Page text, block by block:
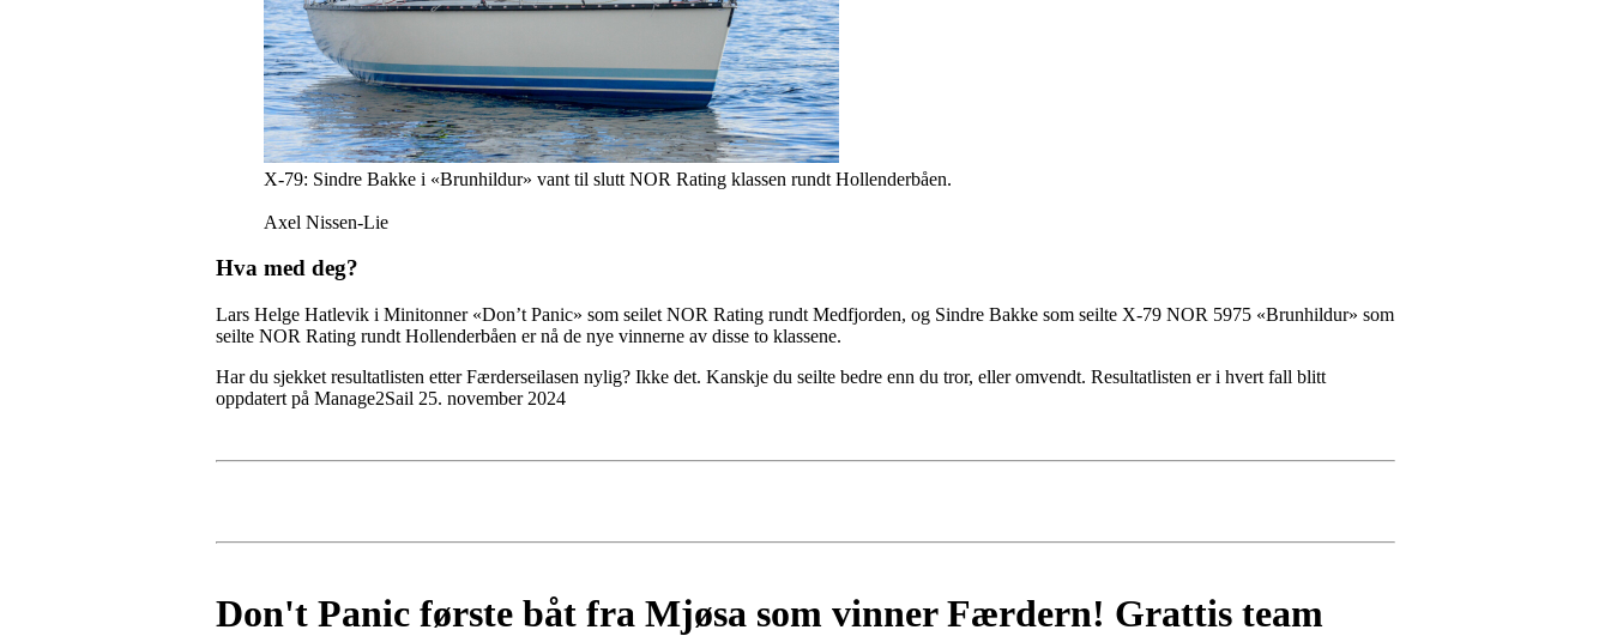
X-79: Sindre Bakke i «Brunhildur» vant til slutt NOR Rating klassen rundt Hollenderbåen.
Axel Nissen-Lie
Hva med deg?
Lars Helge Hatlevik i Minitonner «Don’t Panic» som seilet NOR Rating rundt Medfjorden, og Sindre Bakke som seilte X-79 NOR 5975 «Brunhildur» som
seilte NOR Rating rundt Hollenderbåen er nå de nye vinnerne av disse to klassene.
Har du sjekket resultatlisten etter Færderseilasen nylig? Ikke det. Kanskje du seilte bedre enn du tror, eller omvendt. Resultatlisten er i hvert fall blitt
oppdatert på Manage2Sail 25. november 2024
Don't Panic første båt fra Mjøsa som vinner Færdern! Grattis team